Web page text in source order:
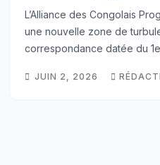
L’Alliance des Congolais
une nouvelle zone de
correspondance datée du
JUIN 2, 2026